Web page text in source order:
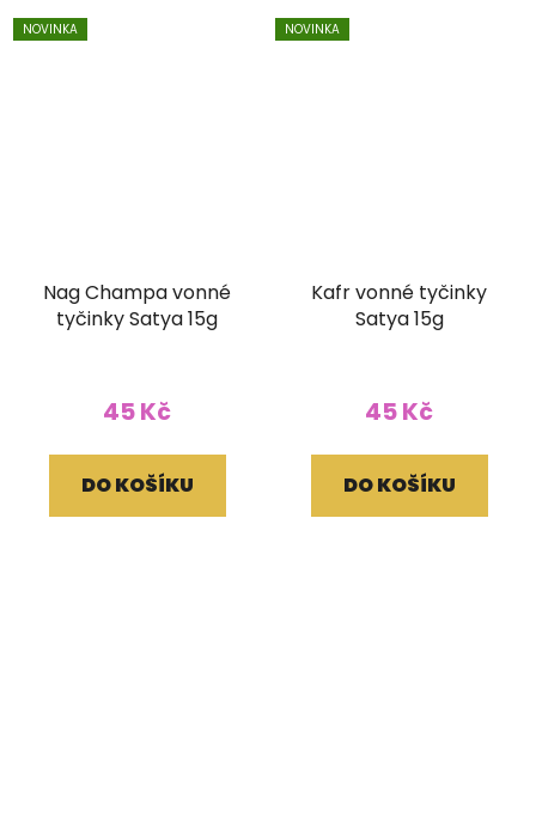
NOVINKA
Nag Champa vonné
tyčinky Satya 15g
45 Kč
DO KOŠÍKU
NOVINKA
Kafr vonné tyčinky
Satya 15g
45 Kč
DO KOŠÍKU